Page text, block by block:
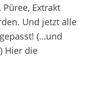
Extrakt
Und jetzt alle
(…und
Hier die